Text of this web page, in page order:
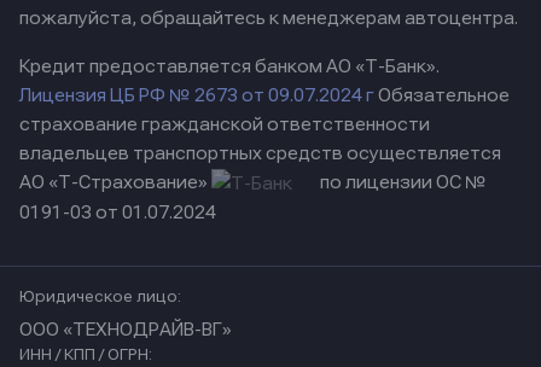
пожалуйста, обращайтесь к менеджерам автоцентра.
Кредит предоставляется банком АО «Т-Банк».
Лицензия ЦБ РФ № 2673 от 09.07.2024 гОбязательное
страхование гражданской ответственности
владельцев транспортных средств осуществляется
АО «Т-Страхование»
по лицензии ОС №
0191-03 от 01.07.2024
Юридическое лицо:
ООО «ТЕХНОДРАЙВ-ВГ»
ИНН / КПП / ОГРН: